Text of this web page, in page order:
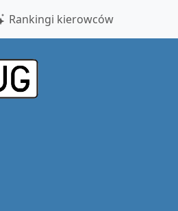
Rankingi kierowców